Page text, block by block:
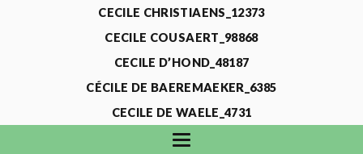
CECILE CHRISTIAENS_12373
CECILE COUSAERT_98868
CECILE D’HOND_48187
CÉCILE DE BAEREMAEKER_6385
CECILE DE WAELE_4731
CECILE DEVOS_115318